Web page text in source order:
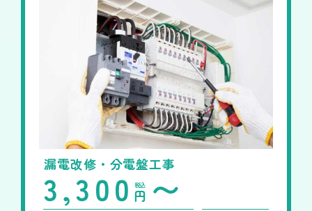
漏電改修・分電盤工事
3,300 円 〜
税込